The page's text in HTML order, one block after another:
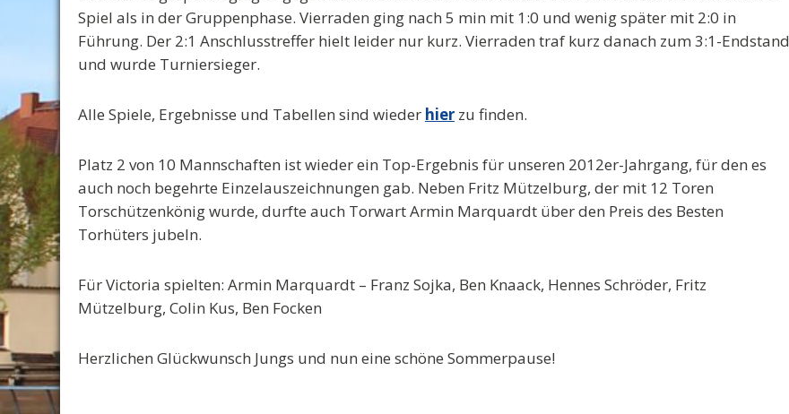
Spiel als in der Gruppenphase. Vierraden ging nach 5 min mit 1:0 und wenig später mit 2:0 in
Führung. Der 2:1 Anschlusstreffer hielt leider nur kurz. Vierraden traf kurz danach zum 3:1-Endstand
und wurde Turniersieger.
Alle Spiele, Ergebnisse und Tabellen sind wieder hier zu finden.
Platz 2 von 10 Mannschaften ist wieder ein Top-Ergebnis für unseren 2012er-Jahrgang, für den es
auch noch begehrte Einzelauszeichnungen gab. Neben Fritz Mützelburg, der mit 12 Toren
Torschützenkönig wurde, durfte auch Torwart Armin Marquardt über den Preis des Besten
Torhüters jubeln.
Für Victoria spielten: Armin Marquardt – Franz Sojka, Ben Knaack, Hennes Schröder, Fritz
Mützelburg, Colin Kus, Ben Focken
Herzlichen Glückwunsch Jungs und nun eine schöne Sommerpause!